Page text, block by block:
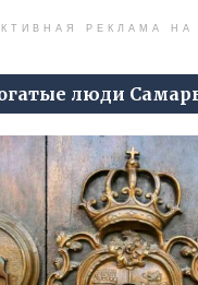
РЕКЛАМА НА
люди